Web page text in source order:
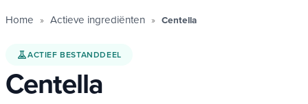
Home Actieve ingrediënten Centella
ACTIEF BESTANDDEEL
Centella